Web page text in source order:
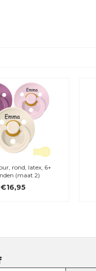
rond, latex, 6+
(maat 2)
€16,95